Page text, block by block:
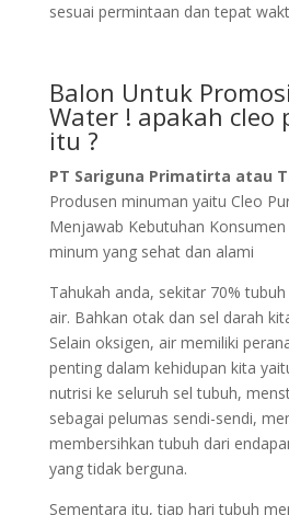
sesuai permintaan dan tepat
Balon Untuk
Water ! apakah cleo
itu ?
PT Sariguna Primatirta atau
Produsen minuman yaitu Cleo
Menjawab Kebutuhan
minum yang sehat dan alami
Tahukah anda, sekitar 70%
air. Bahkan otak dan sel darah
Selain oksigen, air memiliki
penting dalam kehidupan kita
nutrisi ke seluruh sel tubuh,
sebagai pelumas sendi-sendi,
membersihkan tubuh dari
yang tidak berguna.
Sementara itu, tiap hari tubuh